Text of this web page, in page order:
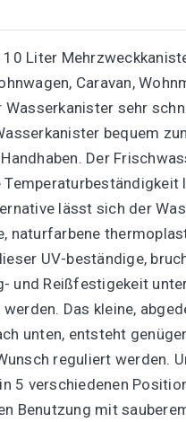
Liter
Caravan,
sehr
bequem
Der
lässt sich der
naturfarbene
UV-beständige,
und Reißfestigekeit
Das kleine,
unten, entsteht
reguliert werden.
5 verschiedenen
Benutzung mit